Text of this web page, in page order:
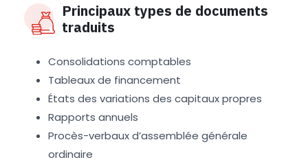
Principaux types de documents
traduits
Consolidations comptables
Tableaux de financement
États des variations des capitaux propres
Rapports annuels
Procès-verbaux d’assemblée générale
ordinaire